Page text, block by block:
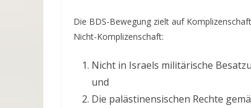
Die BDS-Bewegung zielt auf
Nicht-Komplizenschaft:
Nicht in Israels militärische
und
Die palästinensischen Rechte